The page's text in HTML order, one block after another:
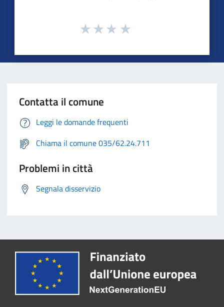
Contatta il comune
Leggi le domande frequenti
Chiama il comune 035/62.24.711
Problemi in città
Segnala disservizio